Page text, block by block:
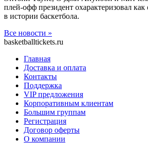
плей-офф президент охарактеризовал
в истории баскетбола.
Все новости »
basketballtickets.ru
Главная
Доставка и оплата
Контакты
Поддержка
VIP предложения
Корпоративным клиентам
Большим группам
Регистрация
Договор оферты
О компании